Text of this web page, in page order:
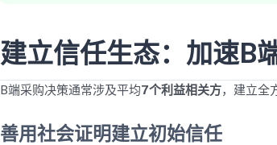
建立信任生态：加速B
B端采购决策通常涉及平均7个利益相关方，建立全
善用社会证明建立初始信任